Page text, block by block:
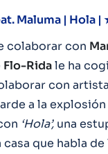
Maluma | Hola |
colaborar con
Flo-Ridale ha
con
a la
‘Hola’, una
casa que habla de